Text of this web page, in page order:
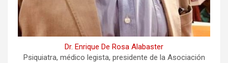
Dr. Enrique De Rosa Alabaster
Psiquiatra, médico legista, presidente de la Asociación